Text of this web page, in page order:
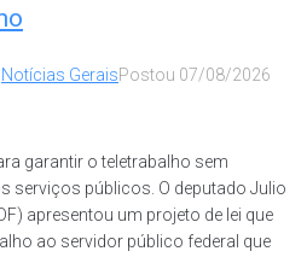
Notícias GeraisPostou 07/08/2026
garantir o teletrabalho sem
serviços públicos. O deputado Julio
apresentou um projeto de lei que
ao servidor público federal que